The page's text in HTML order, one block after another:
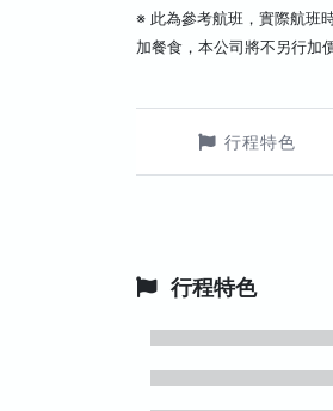
※ 此為參考航班，實際航班
加餐食，本公司將不另行加
行程特色
行程特色